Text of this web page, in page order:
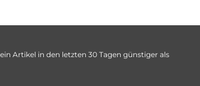
Artikel in den letzten 30 Tagen günstiger als